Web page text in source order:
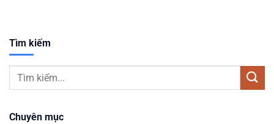
Tìm kiếm
Chuyên mục